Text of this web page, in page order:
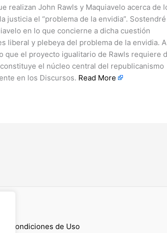
realizan John Rawls y Maquiavelo acerca de
justicia el “problema de la envidia”. Sostendré
en lo que concierne a dicha cuestión
liberal y plebeya del problema de la envidia. A
que el proyecto igualitario de Rawls requiere
el núcleo central del republicanismo
en los Discursos. Read More
y Condiciones de Uso